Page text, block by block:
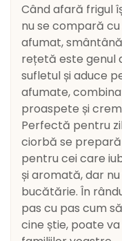
Când afară frigul
nu se compară
afumat,
rețetă este genul
sufletul și aduce
afumate,
proaspete și
Perfectă pentru
ciorbă se
pentru cei care
și aromată, dar
bucătărie. În
pas cu pas cum
cine știe, poate